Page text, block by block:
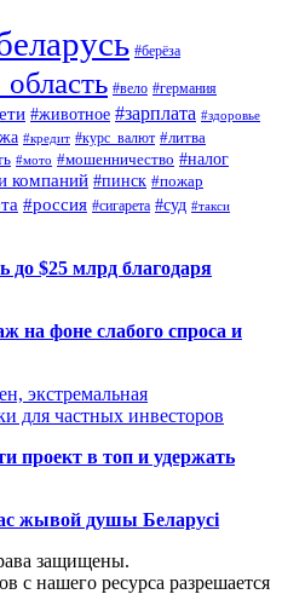
#берёза
#вело #германия
#животное #зарплата #здоровье
#кредит #курс_валют #литва
#мото #мошенничество #налог
компаний #пинск #пожар
#россия #сигарета #суд #такси
до $25 млрд благодаря
на фоне слабого спроса и
экстремальная
для частных инвесторов
проект в топ и удержать
жывой душы Беларусі
защищены.
с нашего ресурса разрешается